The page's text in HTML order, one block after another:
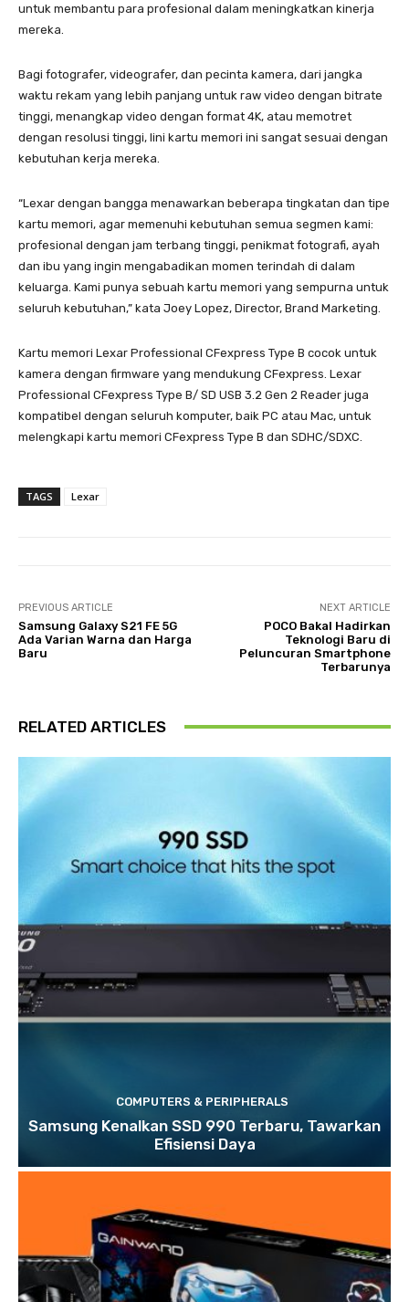
untuk membantu para profesional dalam meningkatkan kinerja
mereka.
Bagi fotografer, videografer, dan pecinta kamera, dari jangka
waktu rekam yang lebih panjang untuk raw video dengan bitrate
tinggi, menangkap video dengan format 4K, atau memotret
dengan resolusi tinggi, lini kartu memori ini sangat sesuai dengan
kebutuhan kerja mereka.
“Lexar dengan bangga menawarkan beberapa tingkatan dan tipe
kartu memori, agar memenuhi kebutuhan semua segmen kami:
profesional dengan jam terbang tinggi, penikmat fotografi, ayah
dan ibu yang ingin mengabadikan momen terindah di dalam
keluarga. Kami punya sebuah kartu memori yang sempurna untuk
seluruh kebutuhan,” kata Joey Lopez, Director, Brand Marketing.
Kartu memori Lexar Professional CFexpress Type B cocok untuk
kamera dengan firmware yang mendukung CFexpress. Lexar
Professional CFexpress Type B/ SD USB 3.2 Gen 2 Reader juga
kompatibel dengan seluruh komputer, baik PC atau Mac, untuk
melengkapi kartu memori CFexpress Type B dan SDHC/SDXC.
TAGS Lexar
PREVIOUS ARTICLE
Samsung Galaxy S21 FE 5G
Ada Varian Warna dan Harga
Baru
NEXT ARTICLE
POCO Bakal Hadirkan
Teknologi Baru di
Peluncuran Smartphone
Terbarunya
RELATED ARTICLES
COMPUTERS & PERIPHERALS
Samsung Kenalkan SSD 990 Terbaru, Tawarkan
Efisiensi Daya